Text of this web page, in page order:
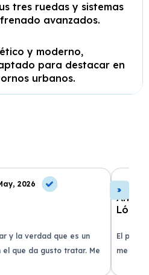
tres ruedas y sistemas
avanzados.
y moderno,
para destacar en
urbanos.
2026
y la verdad que es un
que da gusto tratar. Me
El
me